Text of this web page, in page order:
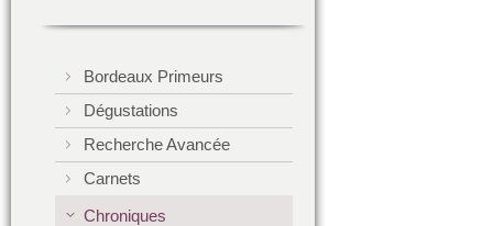
Bordeaux Primeurs
Dégustations
Recherche Avancée
Carnets
Chroniques